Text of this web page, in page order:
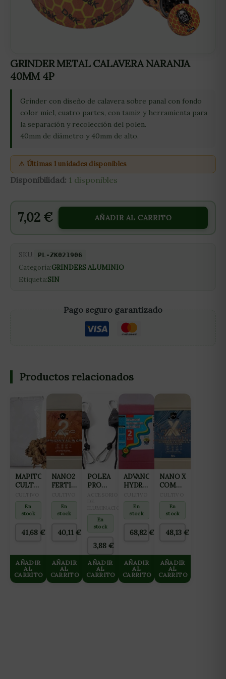
GRINDER METAL CALAVERA NARANJA
40MM 4P
Grinder con diseño de calavera sobre panal con fondo
color miel, cuatro partes, con tamiz y herramienta para
la separación y recolección del polen.
40mm de diámetro y 40mm de alto.
⚠ Últimas 1 unidades disponibles
Disponibilidad: 1 disponibles
7,02 € AÑADIR AL CARRITO
SKU: PL-ZK021906
Categoría:GRINDERS ALUMINIO
Etiqueta:SIN
Pago seguro garantizado
Productos relacionados
MAPITO
CULTIWOOL
En
stock
41,68 €
AÑADIR
AL
CARRITO
NANO2
FERTILIZANTE
ONE
(FLORACIÓN
FINALIZACIÓN)
10L
En
stock
40,11 €
AÑADIR
AL
CARRITO
POLEA
PRO
En
stock
3,88€
AÑADIR
AL
CARRITO
ADVANCED
HYDROPONICS
HOLLAND
DUTCH
Nº2
BLOOM
En
stock
68,82 €
AÑADIR
AL
CARRITO
NANO X
COMPLEMENTO
HIDROPONÍA
BLANDAS
10L
En
stock
48,13€
AÑADIR
AL
CARRITO